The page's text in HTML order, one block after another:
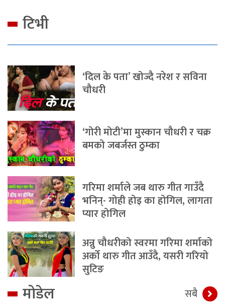
टिभी
‘दिल के पता’ खोज्दै नरेश र सविना
चौधरी
‘गोरी मोटी’मा मुस्कान चौधरी र चक्र
बमको जबर्जस्त ठुम्का
गरिमा शर्माले जब थारु गीत गाउँदै
भनिन्- गोही होइ का होगिल, लागता
प्यार होगिल
अन्नु चौधरीको स्वरमा गरिमा शर्माको
अर्को थारु गीत आउँदै, यसरी गरियो
सुटिङ
मोडेल सबै